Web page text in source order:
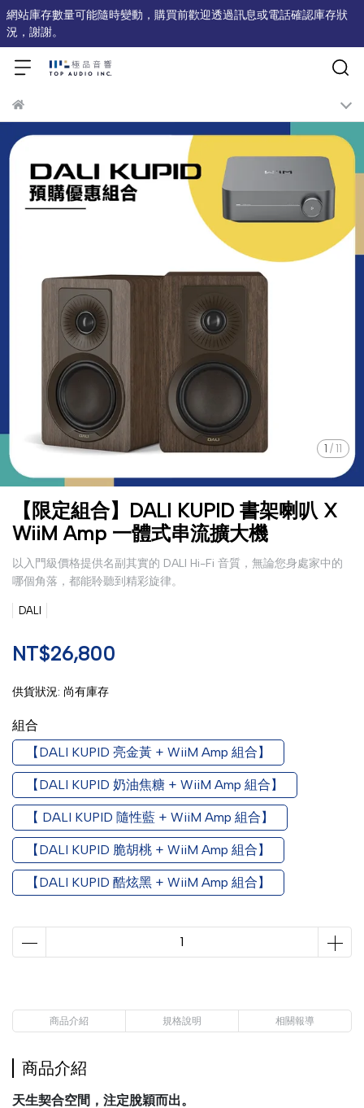
網站庫存數量可能隨時變動，購買前歡迎透過訊息或電話確認庫存狀
況，謝謝。
1 / 11
【限定組合】DALI KUPID 書架喇叭 X
WiiM Amp 一體式串流擴大機
以入門級價格提供名副其實的 DALI Hi-Fi 音質，無論您身處家中的
哪個角落，都能聆聽到精彩旋律。
DALI
NT$26,800
供貨狀況: 尚有庫存
組合
【DALI KUPID 亮金黃 + WiiM Amp 組合】
【DALI KUPID 奶油焦糖 + WiiM Amp 組合】
【 DALI KUPID 隨性藍 + WiiM Amp 組合】
【DALI KUPID 脆胡桃 + WiiM Amp 組合】
【DALI KUPID 酷炫黑 + WiiM Amp 組合】
商品介紹 規格說明 相關報導
商品介紹
天生契合空間，注定脫穎而出。